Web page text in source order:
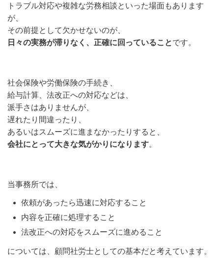
トラブル対応や複雑な労務相談といった場面もあります
が、
その前提として欠かせないのが、
日々の実務が滞りなく、正確に回っていることです。
社会保険や労働保険の手続き、
給与計算、法改正への対応などは、
派手さはありませんが、
遅れたり間違ったり、
あるいはスムーズに進まなかったりすると、
会社にとって大きな気がかりになります。
当事務所では、
依頼があったら迅速に対応すること
内容を正確に処理すること
法改正への対応をスムーズに進めること
については、顧問社労士としての基本だと考えています。